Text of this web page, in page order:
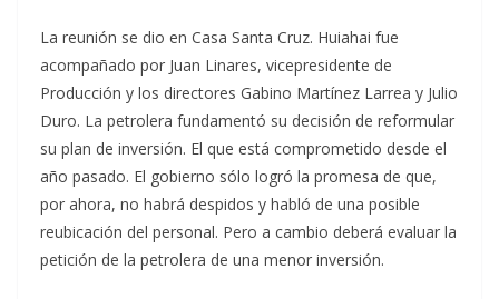
La reunión se dio en Casa Santa Cruz. Huiahai fue
acompañado por Juan Linares, vicepresidente de
Producción y los directores Gabino Martínez Larrea y Julio
Duro. La petrolera fundamentó su decisión de reformular
su plan de inversión. El que está comprometido desde el
año pasado. El gobierno sólo logró la promesa de que,
por ahora, no habrá despidos y habló de una posible
reubicación del personal. Pero a cambio deberá evaluar la
petición de la petrolera de una menor inversión.